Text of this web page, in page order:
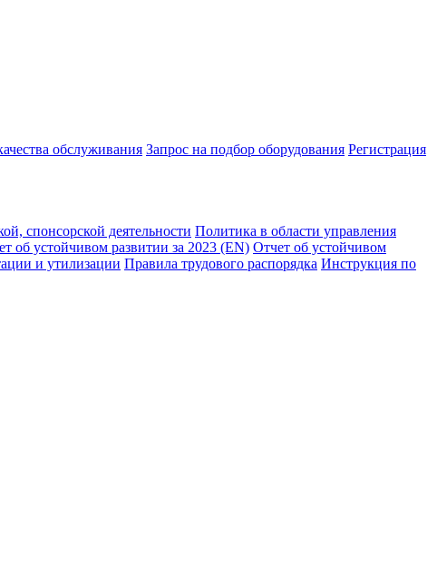
обслуживания Запрос на подбор оборудования Регистрация
спонсорской деятельности Политика в области управления
об устойчивом развитии за 2023 (EN) Отчет об устойчивом
и утилизации Правила трудового распорядка Инструкция по